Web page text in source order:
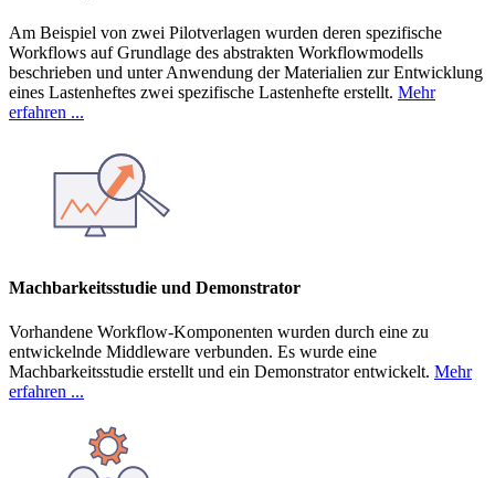
Am Beispiel von zwei Pilotverlagen wurden deren spezifische
Workflows auf Grundlage des abstrakten Workflowmodells
beschrieben und unter Anwendung der Materialien zur Entwicklung
eines Lastenheftes zwei spezifische Lastenhefte erstellt. Mehr
erfahren ...
Machbarkeitsstudie und Demonstrator
Vorhandene Workflow-Komponenten wurden durch eine zu
entwickelnde Middleware verbunden. Es wurde eine
Machbarkeitsstudie erstellt und ein Demonstrator entwickelt. Mehr
erfahren ...